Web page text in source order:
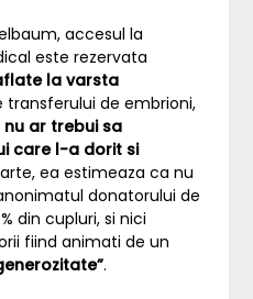
accesul la
este rezervata
la varsta
transferului de embrioni,
nu ar trebui sa
care l-a dorit si
ea estimeaza ca nu
donatorului de
din cupluri, si nici
fiind animati de un
.